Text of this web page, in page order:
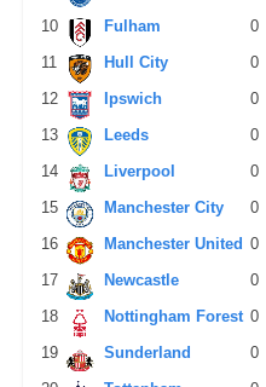
10
Fulham 0
11
Hull City 0
12
Ipswich 0
13
Leeds 0
14
Liverpool 0
15
Manchester City 0
16
Manchester United 0
17
Newcastle 0
18
Nottingham Forest 0
19
Sunderland 0